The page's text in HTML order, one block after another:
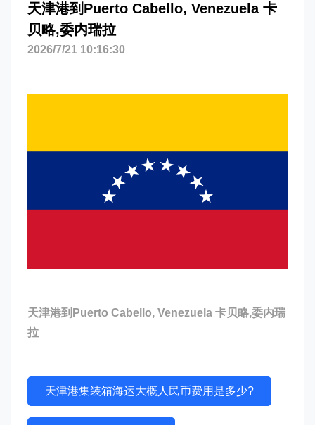
天津港到Puerto Cabello, Venezuela 卡
贝略,委内瑞拉
2026/7/21 10:16:30
天津港到Puerto Cabello, Venezuela 卡贝略,委内瑞
拉
天津港集装箱海运大概人民币费用是多少?